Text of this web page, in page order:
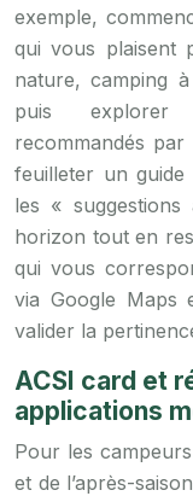
exemple,
qui vous plaisent
nature, camping
puis explorer
recommandés
feuilleter un
les « suggestions
horizon tout en
qui vous
via Google Maps
valider la
ACSI card et
applications
Pour les
et de l’après-